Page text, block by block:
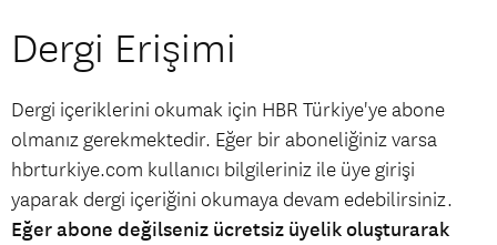
Dergi Erişimi
Dergi içeriklerini okumak için HBR Türkiye'ye abone
olmanız gerekmektedir. Eğer bir aboneliğiniz varsa
hbrturkiye.com kullanıcı bilgileriniz ile üye girişi
yaparak dergi içeriğini okumaya devam edebilirsiniz.
Eğer abone değilseniz ücretsiz üyelik oluşturarak